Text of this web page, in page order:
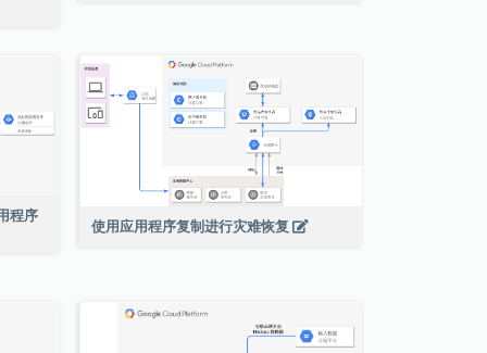
程序
使用应用程序复制进行灾难恢复